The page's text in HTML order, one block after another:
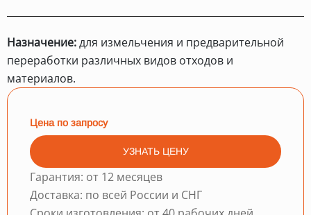
Назначение:для измельчения и предварительной
переработки различных видов отходов и
материалов.
Цена по запросу
УЗНАТЬ ЦЕНУ
Гарантия: от 12 месяцев
Доставка: по всей России и СНГ